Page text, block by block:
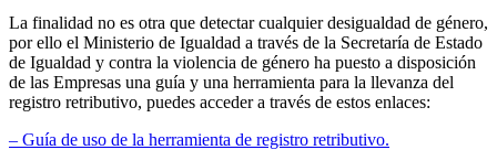
La finalidad no es otra que detectar cualquier desigualdad de género,
por ello el Ministerio de Igualdad a través de la Secretaría de Estado
de Igualdad y contra la violencia de género ha puesto a disposición
de las Empresas una guía y una herramienta para la llevanza del
registro retributivo, puedes acceder a través de estos enlaces:
– Guía de uso de la herramienta de registro retributivo.